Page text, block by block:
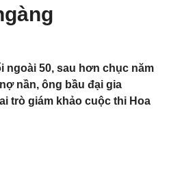
ngoài 50, sau hơn chục năm
nần, ông bầu đại gia
trò giám khảo cuộc thi Hoa